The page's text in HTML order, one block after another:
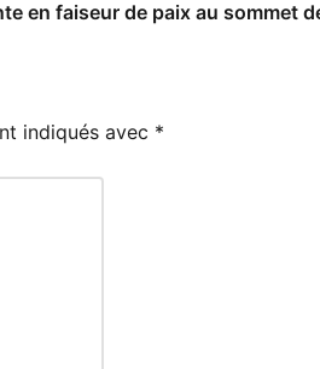
en faiseur de paix au sommet
indiqués avec *